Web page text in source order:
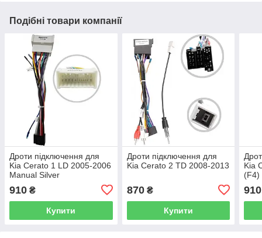
Подібні товари компанії
Дроти підключення для
Kia Cerato 1 LD 2005-2006
Manual Silver
910 ₴
Купити
Дроти підключення для
Kia Cerato 2 TD 2008-2013
870₴
Купити
Kia
(F4)
910